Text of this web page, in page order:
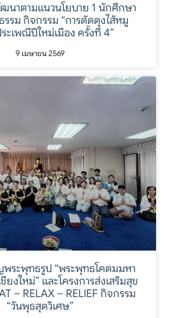
นาตามแนวนโยบาย 1 นักศึกษา
รม กิจกรรม “การตัดตุงไส้หมู
ะเพณีปีใหม่เมือง ครั้งที่ 4”
9 เมษายน 2569
ระพุทธรูป “พระพุทธโคตมมหา
ยงใหม่” และโครงการส่งเสริมสุข
– RELAX – RELIEF กิจกรรม
“วันพุธสุดวิเศษ”